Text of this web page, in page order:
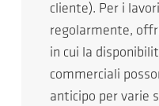
cliente). Per i
regolarmente,
in cui la
commerciali
anticipo per varie